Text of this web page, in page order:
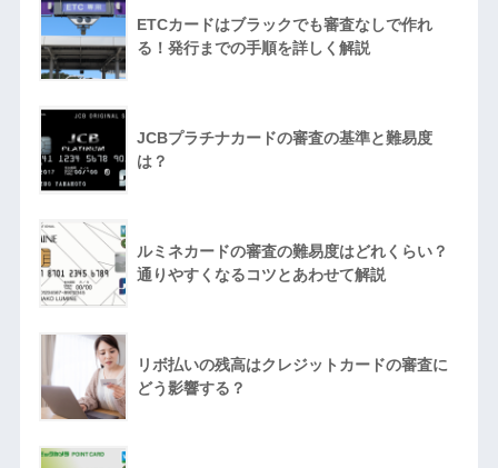
ETCカードはブラックでも審査なしで作れ
る！発行までの手順を詳しく解説
JCBプラチナカードの審査の基準と難易度
は？
ルミネカードの審査の難易度はどれくらい？
通りやすくなるコツとあわせて解説
リボ払いの残高はクレジットカードの審査に
どう影響する？